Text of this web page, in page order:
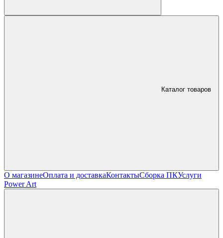
Каталог товаров
О магазинеОплата и доставкаКонтактыСборка ПКУслуги
Power Art